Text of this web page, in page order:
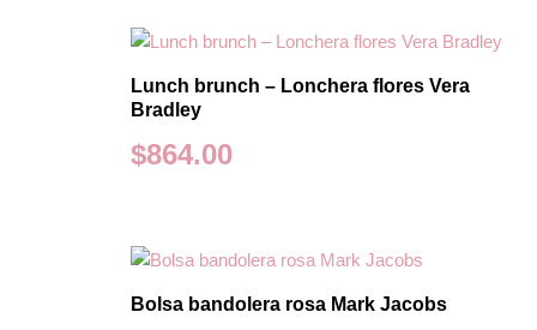
Lunch brunch – Lonchera flores Vera
Bradley
$864.00
Bolsa bandolera rosa Mark Jacobs